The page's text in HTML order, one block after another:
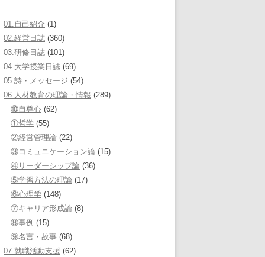
01.自己紹介 (1)
02.経営日誌 (360)
03.研修日誌 (101)
04.大学授業日誌 (69)
05.詩・メッセージ (54)
06.人材教育の理論・情報 (289)
⑩自尊心 (62)
①哲学 (55)
②経営管理論 (22)
③コミュニケーション論 (15)
④リーダーシップ論 (36)
⑤学習方法の理論 (17)
⑥心理学 (148)
⑦キャリア形成論 (8)
⑧事例 (15)
⑨名言・故事 (68)
07.就職活動支援 (62)